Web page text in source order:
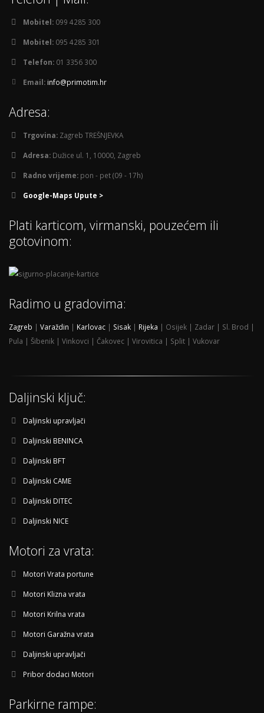
Mobitel: 099 4285 300
Mobitel: 095 4285 301
Telefon: 01 3356 300
Email: info@primotim.hr
Adresa:
Trgovina: Zagreb TREŠNJEVKA
Adresa: Dužice ul. 1, 10000, Zagreb
Radno vrijeme: pon - pet (09 - 17h)
Google-Maps Upute >
Plati karticom, virmanski, pouzećem ili
gotovinom:
Radimo u gradovima:
Zagreb | Varaždin | Karlovac | Sisak | Rijeka | Osijek | Zadar | Sl. Brod |
Pula | Šibenik | Vinkovci | Čakovec | Virovitica | Split | Vukovar
Daljinski ključ:
Daljinski upravljači
Daljinski BENINCA
Daljinski BFT
Daljinski CAME
Daljinski DITEC
Daljinski NICE
Motori za vrata:
Motori Vrata portune
Motori Klizna vrata
Motori Krilna vrata
Motori Garažna vrata
Daljinski upravljači
Pribor dodaci Motori
Parkirne rampe: